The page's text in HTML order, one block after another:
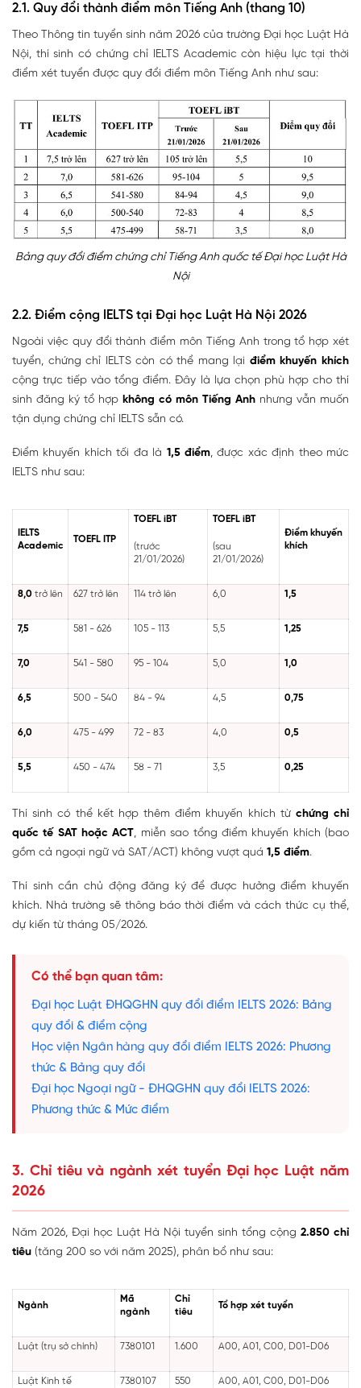
2.1. Quy đổi thành điểm môn Tiếng Anh (thang 10)
Theo Thông tin tuyển sinh năm 2026 của trường Đại học Luật Hà
Nội, thí sinh có chứng chỉ IELTS Academic còn hiệu lực tại thời
điểm xét tuyển được quy đổi điểm môn Tiếng Anh như sau:
Bảng quy đổi điểm chứng chỉ Tiếng Anh quốc tế Đại học Luật Hà
Nội
2.2. Điểm cộng IELTS tại Đại học Luật Hà Nội 2026
Ngoài việc quy đổi thành điểm môn Tiếng Anh trong tổ hợp xét
tuyển, chứng chỉ IELTS còn có thể mang lại điểm khuyến khích
cộng trực tiếp vào tổng điểm. Đây là lựa chọn phù hợp cho thí
sinh đăng ký tổ hợp không có môn Tiếng Anh nhưng vẫn muốn
tận dụng chứng chỉ IELTS sẵn có.
Điểm khuyến khích tối đa là 1,5 điểm, được xác định theo mức
IELTS như sau:
IELTS
Academic
TOEFL ITP
TOEFL iBT
(trước
21/01/2026)
TOEFL iBT
(sau
21/01/2026)
Điểm khuyến
khích
8,0 trở lên 627 trở lên 114 trở lên 6,0 1,5
7,5 581 - 626 105 - 113 5,5 1,25
7,0 541 - 580 95 - 104 5,0 1,0
6,5 500 - 540 84 - 94 4,5 0,75
6,0 475 - 499 72 - 83 4,0 0,5
5,5 450 - 474 58 - 71 3,5 0,25
Thí sinh có thể kết hợp thêm điểm khuyến khích từ chứng chỉ
quốc tế SAT hoặc ACT, miễn sao tổng điểm khuyến khích (bao
gồm cả ngoại ngữ và SAT/ACT) không vượt quá 1,5 điểm.
Thí sinh cần chủ động đăng ký để được hưởng điểm khuyến
khích. Nhà trường sẽ thông báo thời điểm và cách thức cụ thể,
dự kiến từ tháng 05/2026.
Có thể bạn quan tâm:
Đại học Luật ĐHQGHN quy đổi điểm IELTS 2026: Bảng
quy đổi & điểm cộng
Học viện Ngân hàng quy đổi điểm IELTS 2026: Phương
thức & Bảng quy đổi
Đại học Ngoại ngữ - ĐHQGHN quy đổi IELTS 2026:
Phương thức & Mức điểm
3. Chỉ tiêu và ngành xét tuyển Đại học Luật năm
2026
Năm 2026, Đại học Luật Hà Nội tuyển sinh tổng cộng 2.850 chỉ
tiêu (tăng 200 so với năm 2025), phân bổ như sau:
Ngành
Mã
ngành
Chỉ
tiêu
Tổ hợp xét tuyển
Luật (trụ sở chính) 7380101 1.600 A00, A01, C00, D01-D06
Luật Kinh tế 7380107 550 A00, A01, C00, D01-D06